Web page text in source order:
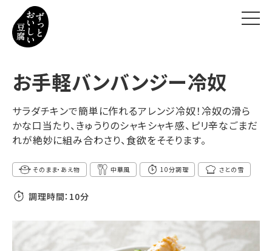
ずっとおいしい豆腐とは
ずっとおいしいヒミツ
豆腐の新常識
おいしいレシピ
お知らせ
お問い合わせ
お手軽バンバンジー冷奴
サラダチキンで簡単に作れるアレンジ冷奴！冷奴の滑ら
かな口当たり、きゅうりのシャキシャキ感、ピリ辛なごまだ
れが絶妙に組み合わさり、食欲をそそります。
そのまま・あえ物 中華風 10分調理 さとの雪
調理時間： 10分